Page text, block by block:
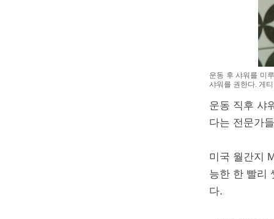
운동 후 샤워를 미
샤워를 권한다. 게
운동 직후 샤
다는 전문가
미국 월간지
능한 한 빨리
다.